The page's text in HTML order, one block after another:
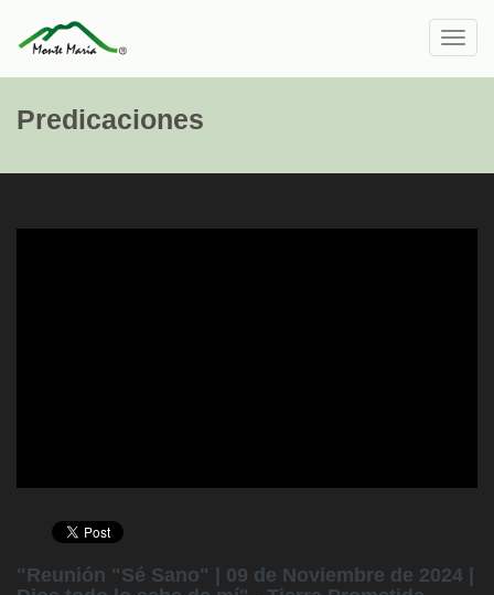
Predicaciones
"Reunión "Sé Sano" | 09 de Noviembre de 2024 |